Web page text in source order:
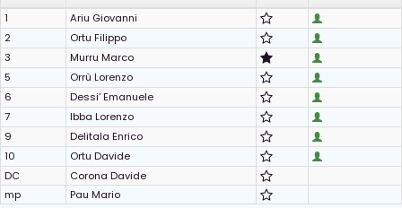
1
Ariu Giovanni
2
Ortu Filippo
3
Murru Marco
5
Orrù Lorenzo
6
Dessi' Emanuele
7
Ibba Lorenzo
9
Delitala Enrico
10
Ortu Davide
DC
Corona Davide
mp
Pau Mario